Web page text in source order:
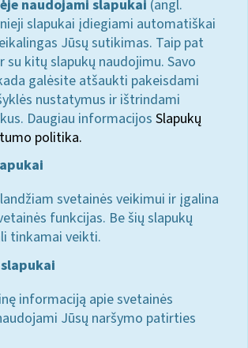
naudojami slapukai (angl.
slapukai įdiegiami automatiškai
Jūsų sutikimas. Taip pat
kitų slapukų naudojimu. Savo
galėsite atšaukti pakeisdami
nustatymus ir ištrindami
Daugiau informacijos Slapukų
politika.
svetainės veikimui ir įgalina
funkcijas. Be šių slapukų
tinkamai veikti.
informaciją apie svetainės
Jūsų naršymo patirties